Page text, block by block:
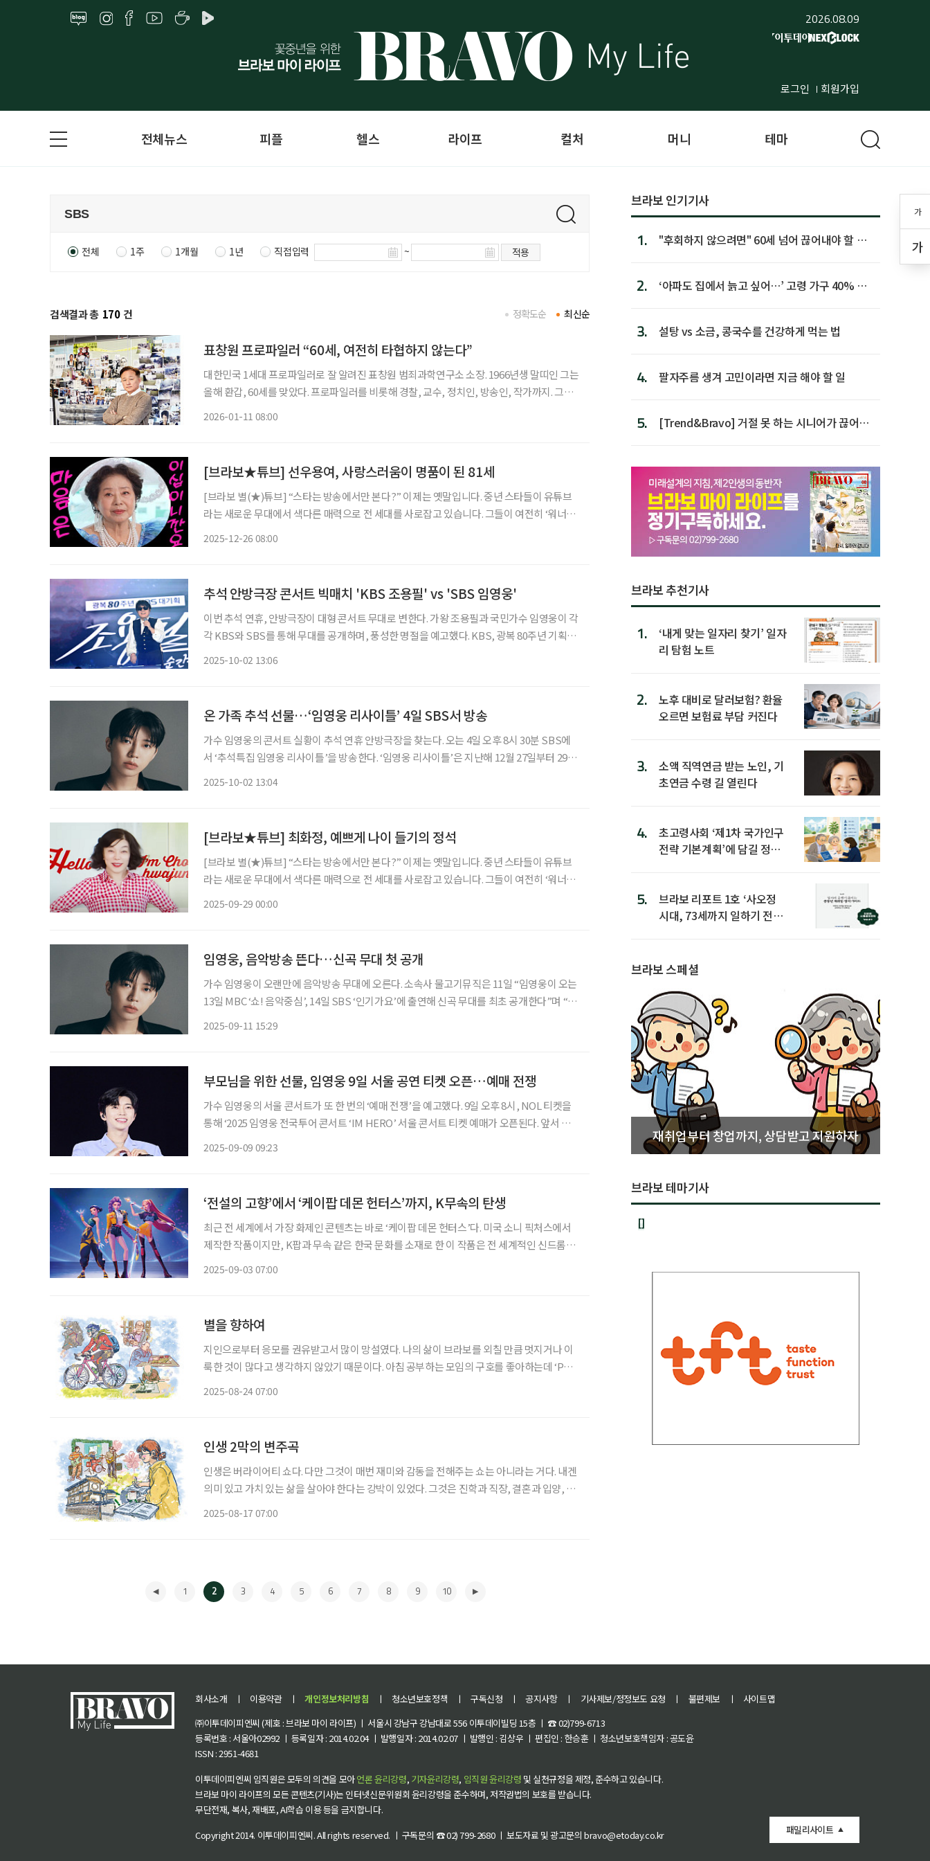
2026.08.09
로그인 회원가입
가
가
전체뉴스 피플 헬스 라이프 컬처 머니 테마
전체 1주 1개월 1년 직접입력 ~ 적용
검색결과 총 170 건 최신순
정확도순
표창원 프로파일러 “60세, 여전히 타협하지 않는다”
대한민국 1세대 프로파일러로 잘 알려진 표창원 범죄과학연구소 소장. 1966년생 말띠인 그는
올해 환갑, 60세를 맞았다. 프로파일러를 비롯해 경찰, 교수, 정치인, 방송인, 작가까지. 그의
2026-01-11 08:00
[브라보★튜브] 선우용여, 사랑스러움이 명품이 된 81세
[브라보 별(★)튜브] “스타는 방송에서만 본다?” 이제는 옛말입니다. 중년 스타들이 유튜브
라는 새로운 무대에서 색다른 매력으로 전 세대를 사로잡고 있습니다. 그들이 여전히 ‘워너
2025-12-26 08:00
추석 안방극장 콘서트 빅매치 'KBS 조용필' vs 'SBS 임영웅'
이번 추석 연휴, 안방극장이 대형 콘서트 무대로 변한다. 가왕 조용필과 국민가수 임영웅이 각
각 KBS와 SBS를 통해 무대를 공개하며, 풍성한 명절을 예고했다. KBS, 광복 80주년 기획
2025-10-02 13:06
온 가족 추석 선물…‘임영웅 리사이틀’ 4일 SBS서 방송
가수 임영웅의 콘서트 실황이 추석 연휴 안방극장을 찾는다. 오는 4일 오후 8시 30분 SBS에
서 ‘추석특집 임영웅 리사이틀’을 방송한다. ‘임영웅 리사이틀’은 지난해 12월 27일부터 29일
2025-10-02 13:04
[브라보★튜브] 최화정, 예쁘게 나이 들기의 정석
[브라보 별(★)튜브] “스타는 방송에서만 본다?” 이제는 옛말입니다. 중년 스타들이 유튜브
라는 새로운 무대에서 색다른 매력으로 전 세대를 사로잡고 있습니다. 그들이 여전히 ‘워너
2025-09-29 00:00
임영웅, 음악방송 뜬다…신곡 무대 첫 공개
가수 임영웅이 오랜만에 음악방송 무대에 오른다. 소속사 물고기뮤직은 11일 “임영웅이 오는
13일 MBC ‘쇼! 음악중심’, 14일 SBS ‘인기가요’에 출연해 신곡 무대를 최초 공개한다”며 “많
2025-09-11 15:29
부모님을 위한 선물, 임영웅 9일 서울 공연 티켓 오픈…예매 전쟁
가수 임영웅의 서울 콘서트가 또 한 번의 ‘예매 전쟁’을 예고했다. 9일 오후 8시, NOL 티켓을
통해 ‘2025 임영웅 전국투어 콘서트 ‘IM HERO’ 서울 콘서트 티켓 예매가 오픈된다. 앞서 인
2025-09-09 09:23
‘전설의 고향’에서 ‘케이팝 데몬 헌터스’까지, K무속의 탄생
최근 전 세계에서 가장 화제인 콘텐츠는 바로 ‘케이팝 데몬 헌터스’다. 미국 소니 픽처스에서
제작한 작품이지만, K팝과 무속 같은 한국 문화를 소재로 한 이 작품은 전 세계적인 신드롬을
2025-09-03 07:00
별을 향하여
지인으로부터 응모를 권유받고서 많이 망설였다. 나의 삶이 브라보를 외칠 만큼 멋지거나 이
룩한 것이 많다고 생각하지 않았기 때문이다. 아침 공부하는 모임의 구호를 좋아하는데 ‘Per
2025-08-24 07:00
인생 2막의 변주곡
인생은 버라이어티 쇼다. 다만 그것이 매번 재미와 감동을 전해주는 쇼는 아니라는 거다. 내겐
의미 있고 가치 있는 삶을 살아야 한다는 강박이 있었다. 그것은 진학과 직장, 결혼과 입양, 이
2025-08-17 07:00
1 2 3 4 5 6 7 8 9 10
브라보 인기기사
1.
"후회하지 않으려면" 60세 넘어 끊어내야 할 사
2.
‘아파도 집에서 늙고 싶어…’ 고령 가구 40% 노
3. 설탕 vs 소금, 콩국수를 건강하게 먹는 법
4. 팔자주름 생겨 고민이라면 지금 해야 할 일
5.
[Trend&Bravo] 거절 못 하는 시니어가 끊어야
브라보 추천기사
1.
‘내게 맞는 일자리 찾기’ 일자
리 탐험 노트
2.
노후 대비로 달러보험? 환율
오르면 보험료 부담 커진다
3.
소액 직역연금 받는 노인, 기
초연금 수령 길 열린다
4.
초고령사회 ‘제1차 국가인구
전략 기본계획’에 담길 정책
5.
브라보 리포트 1호 ‘사오정
시대, 73세까지 일하기 전략’
브라보 스페셜
재취업부터 창업까지, 상담받고 지원하자
브라보 테마기사
[]
회사소개 ㅣ 이용약관 ㅣ 개인정보처리방침 ㅣ 청소년보호정책 ㅣ 구독신청 ㅣ 공지사항 ㅣ 기사제보/정정보도 요청 ㅣ 불편제보 ㅣ
사이트맵
㈜이투데이피엔씨 (제호 : 브라보 마이 라이프) ㅣ 서울시 강남구 강남대로 556 이투데이빌딩 15층 ㅣ ☎ 02)799-6713
등록번호 : 서울아02992 ㅣ 등록일자 : 2014.02.04 ㅣ 발행일자 : 2014.02.07 ㅣ 발행인 : 김상우 ㅣ 편집인 : 한승훈 ㅣ 청소년보호책임자 : 공도윤
ISSN : 2951-4681
이투데이피엔씨 임직원은 모두의 의견을 모아언론 윤리강령, 기자윤리강령, 임직원 윤리강령 및 실천규정을 제정, 준수하고 있습니다.
브라보 마이 라이프의 모든 콘텐츠(기사)는 인터넷신문위원회 윤리강령을 준수하며, 저작권법의 보호를 받습니다.
무단전재, 복사, 재배포, AI학습 이용 등을 금지합니다.
Copyright 2014. 이투데이피엔씨. All rights reserved. ㅣ 구독문의 ☎ 02) 799-2680 ㅣ 보도자료 및 광고문의 bravo@etoday.co.kr 패밀리사이트